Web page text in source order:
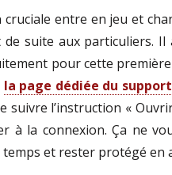
cruciale entre en jeu et
suite aux particuliers. Il
pour cette première
la page dédiée du
suivre l’instruction «
à la connexion. Ça ne
et rester protégé en